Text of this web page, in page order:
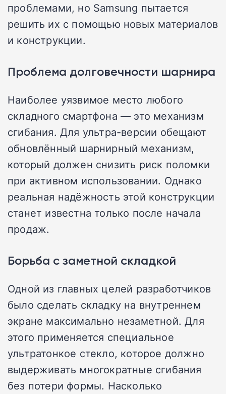
проблемами, но Samsung пытается
решить их с помощью новых материалов
и конструкции.
Проблема долговечности шарнира
Наиболее уязвимое место любого
складного смартфона — это механизм
сгибания. Для ультра-версии обещают
обновлённый шарнирный механизм,
который должен снизить риск поломки
при активном использовании. Однако
реальная надёжность этой конструкции
станет известна только после начала
продаж.
Борьба с заметной складкой
Одной из главных целей разработчиков
было сделать складку на внутреннем
экране максимально незаметной. Для
этого применяется специальное
ультратонкое стекло, которое должно
выдерживать многократные сгибания
без потери формы. Насколько